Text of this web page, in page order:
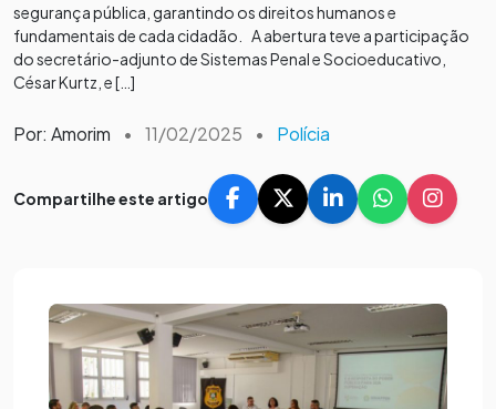
segurança pública, garantindo os direitos humanos e
fundamentais de cada cidadão. A abertura teve a participação
do secretário-adjunto de Sistemas Penal e Socioeducativo,
César Kurtz, e […]
Por: Amorim • 11/02/2025 • Polícia
Compartilhe este artigo